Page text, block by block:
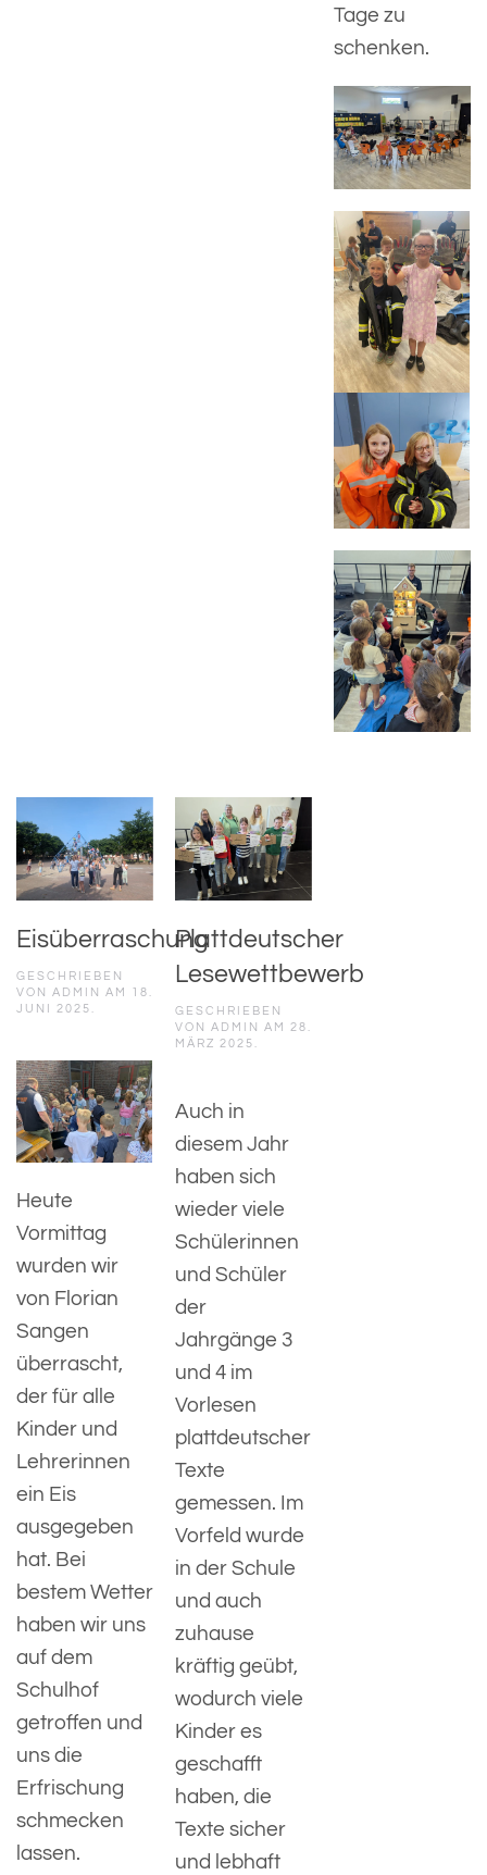
Tage zu
schenken.
Eisüberraschung
GESCHRIEBEN
VON ADMIN AM 18.
JUNI 2025
Heute
Vormittag
wurden wir
von Florian
Sangen
überrascht,
der für alle
Kinder und
Lehrerinnen
ein Eis
ausgegeben
hat. Bei
bestem Wetter
haben wir uns
auf dem
Schulhof
getroffen und
uns die
Erfrischung
schmecken
lassen.
Plattdeutscher
Lesewettbewerb
GESCHRIEBEN
VON ADMIN AM 28.
MÄRZ 2025
Auch in
diesem Jahr
haben sich
wieder viele
Schülerinnen
und Schüler
der
Jahrgänge 3
und 4 im
Vorlesen
plattdeutscher
Texte
gemessen. Im
Vorfeld wurde
in der Schule
und auch
zuhause
kräftig geübt,
wodurch viele
Kinder es
geschafft
haben, die
Texte sicher
und lebhaft